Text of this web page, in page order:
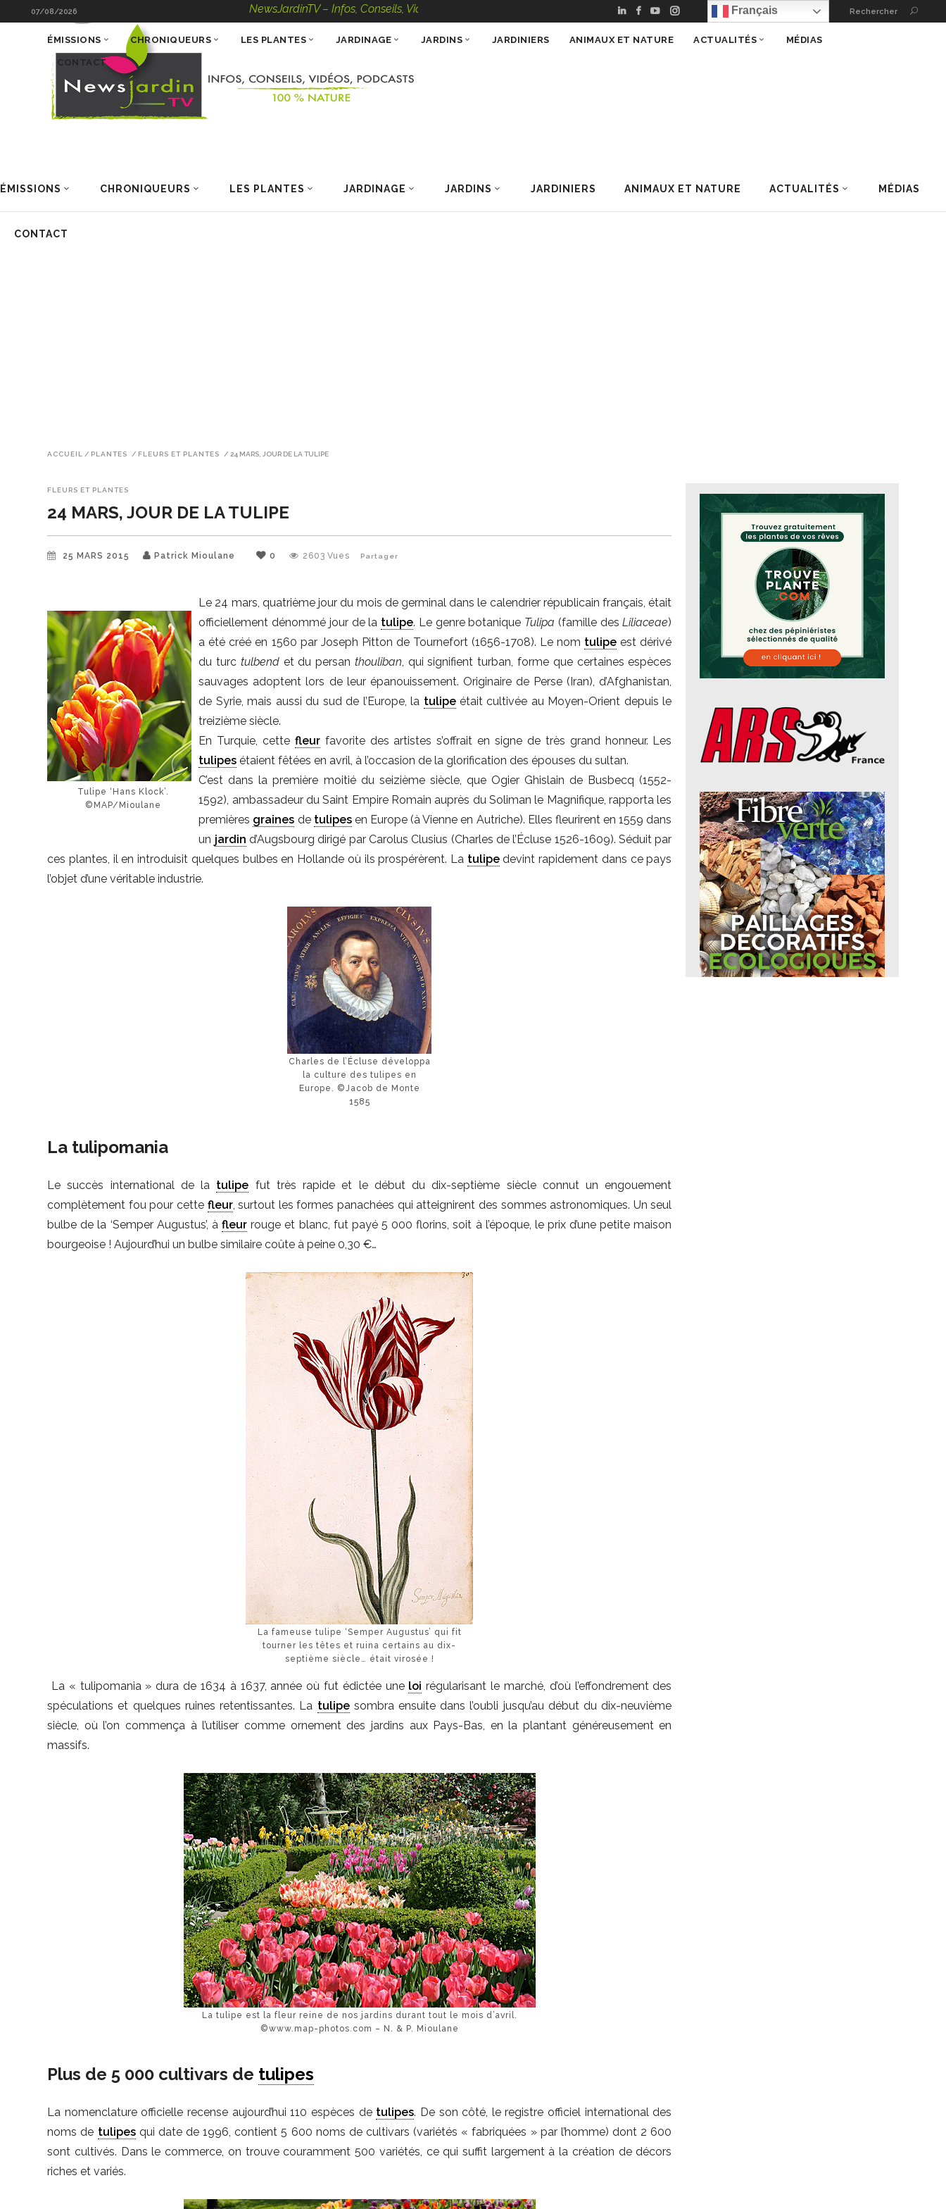
07/08/2026 NewsJardinTV – Infos, Conseils, Vidéos, Podcasts – 100 % Nature Français Rechercher
ÉMISSIONS CHRONIQUEURS LES PLANTES JARDINAGE JARDINS JARDINIERS ANIMAUX ET NATURE ACTUALITÉS MÉDIAS
CONTACT
ÉMISSIONS CHRONIQUEURS LES PLANTES JARDINAGE JARDINS JARDINIERS ANIMAUX ET NATURE ACTUALITÉS MÉDIAS
CONTACT
ACCUEIL / PLANTES / FLEURS ET PLANTES / 24 MARS, JOUR DE LA TULIPE
FLEURS ET PLANTES
24 MARS, JOUR DE LA TULIPE
25 MARS 2015 Patrick Mioulane 0 2603 Vues Partager
Tulipe ‘Hans Klock’.
©MAP/Mioulane
Le 24 mars, quatrième jour du mois de germinal dans le calendrier républicain français, était
officiellement dénommé jour de la tulipe. Le genre botanique Tulipa (famille desLiliaceae)
a été créé en 1560 par Joseph Pitton de Tournefort (1656-1708). Le nom tulipe est dérivé
du turc tulbendet du persan thouliban, qui signifient turban, forme que certaines espèces
sauvages adoptent lors de leur épanouissement. Originaire de Perse (Iran), d’Afghanistan,
de Syrie, mais aussi du sud de l’Europe, la tulipeétait cultivée au Moyen-Orient depuis le
treizième siècle.
En Turquie, cette fleurfavorite des artistes s’offrait en signe de très grand honneur. Les
tulipes étaient fêtées en avril, à l’occasion de la glorification des épouses du sultan.
C’est dans la première moitié du seizième siècle, que Ogier Ghislain de Busbecq (1552-
1592), ambassadeur du Saint Empire Romain auprès du Soliman le Magnifique, rapporta les
premières graines de tulipesen Europe (à Vienne en Autriche). Elles fleurirent en 1559 dans
un jardin d’Augsbourg dirigé par Carolus Clusius (Charles de l’Écluse 1526-1609). Séduit par
ces plantes, il en introduisit quelques bulbes en Hollande où ils prospérèrent. La tulipedevint rapidement dans ce pays
l’objet d’une véritable industrie.
Charles de l’Écluse développa
la culture des tulipes en
Europe. ©Jacob de Monte
1585
La tulipomania
Le succès international de la tulipe fut très rapide et le début du dix-septième siècle connut un engouement
complètement fou pour cette fleur, surtout les formes panachées qui atteignirent des sommes astronomiques. Un seul
bulbe de la ‘Semper Augustus’, àfleur rouge et blanc, fut payé 5 000 florins, soit à l’époque, le prix d’une petite maison
bourgeoise ! Aujourd’hui un bulbe similaire coûte à peine 0,30 €…
La fameuse tulipe ‘Semper Augustus’ qui fit
tourner les têtes et ruina certains au dix-
septième siècle… était virosée !
La « tulipomania » dura de 1634 à 1637, année où fut édictée une loi régularisant le marché, d’où l’effondrement des
spéculations et quelques ruines retentissantes. La tulipesombra ensuite dans l’oubli jusqu’au début du dix-neuvième
siècle, où l’on commença à l’utiliser comme ornement des jardins aux Pays-Bas, en la plantant généreusement en
massifs.
La tulipe est la fleur reine de nos jardins durant tout le mois d’avril.
©www.map-photos.com – N. & P. Mioulane
Plus de 5 000 cultivars de tulipes
La nomenclature officielle recense aujourd’hui 110 espèces de tulipes. De son côté, le registre officiel international des
noms de tulipesqui date de 1996, contient 5 600 noms de cultivars (variétés « fabriquées » par l’homme) dont 2 600
sont cultivés. Dans le commerce, on trouve couramment 500 variétés, ce qui suffit largement à la création de décors
riches et variés.